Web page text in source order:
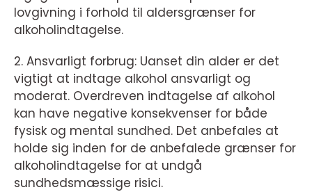
lovgivning i forhold til aldersgrænser for
alkoholindtagelse.
2. Ansvarligt forbrug: Uanset din alder er det
vigtigt at indtage alkohol ansvarligt og
moderat. Overdreven indtagelse af alkohol
kan have negative konsekvenser for både
fysisk og mental sundhed. Det anbefales at
holde sig inden for de anbefalede grænser for
alkoholindtagelse for at undgå
sundhedsmæssige risici.